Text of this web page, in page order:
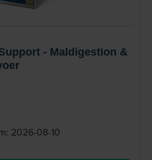
- Maldigestion &
2026-08-10